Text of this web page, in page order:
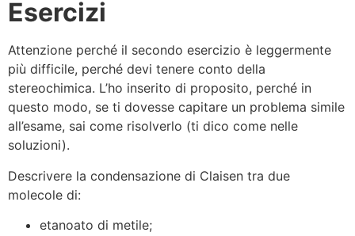
Esercizi
Attenzione perché il secondo esercizio è leggermente
più difficile, perché devi tenere conto della
stereochimica. L’ho inserito di proposito, perché in
questo modo, se ti dovesse capitare un problema simile
all’esame, sai come risolverlo (ti dico come nelle
soluzioni).
Descrivere la condensazione di Claisen tra due
molecole di:
etanoato di metile;